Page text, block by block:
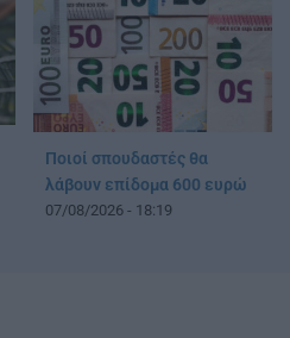
Ποιοί σπουδαστές θα
λάβουν επίδομα 600 ευρώ
07/08/2026 - 18:19